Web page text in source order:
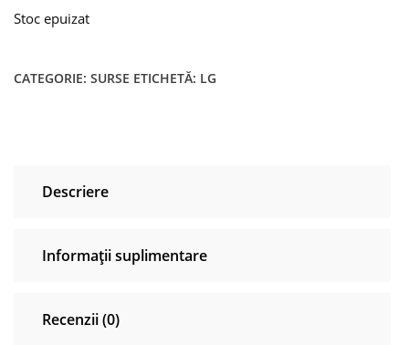
Stoc epuizat
CATEGORIE: SURSE ETICHETĂ: LG
Descriere
Informații suplimentare
Recenzii (0)